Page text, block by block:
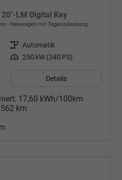
LM Digital Key
Neuwagen mit Tageszulassung
Getriebe Automatik
Leistung 250 kW (340 PS)
Details
17,60 kWh/100km
562 km